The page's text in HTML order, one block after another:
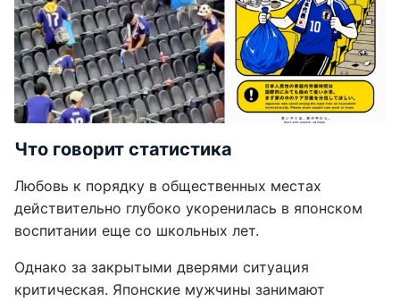
Что говорит статистика
Любовь к порядку в общественных местах
действительно глубоко укоренилась в японском
воспитании еще со школьных лет.
Однако за закрытыми дверями ситуация
критическая. Японские мужчины занимают